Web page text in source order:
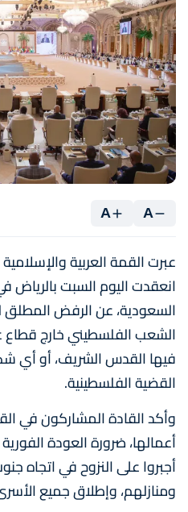
A
A
عبرت القمة العربية
انعقدت اليوم السبت بالرياض
السعودية، عن الرفض المطلق
الشعب الفلسطيني خارج قطاع
فيها القدس الشريف، أو أي
القضية الفلسطينية.
وأكد القادة المشاركون في
أعمالها، ضرورة العودة
أجبروا على النزوح في اتجاه
ومنازلهم، وإطلاق جميع